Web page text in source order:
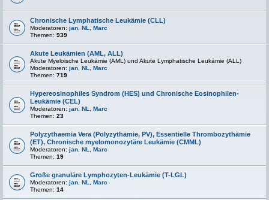
Chronische Lymphatische Leukämie (CLL)
Moderatoren: jan NL
Marc
Themen: 939
Akute Leukämien (AML, ALL)
Akute Myeloische Leukämie (AML) und Akute Lymphatische Leukämie (ALL)
Moderatoren: jan NL
Marc
Themen: 719
Hypereosinophiles Syndrom (HES) und Chronische Eosinophilen-
Leukämie (CEL)
Moderatoren: jan NL
Marc
Themen: 23
Polyzythaemia Vera (Polyzythämie, PV), Essentielle Thrombozythämie
(ET), Chronische myelomonozytäre Leukämie (CMML)
Moderatoren: jan NL
Marc
Themen: 19
Große granuläre Lymphozyten-Leukämie (T-LGL)
Moderatoren: jan NL
Marc
Themen: 14